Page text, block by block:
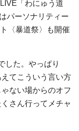
「わにゅう道
パーソナリティー
〈暴道祭〉も開催
した。やっぱり
えてこういう言い方
ない場からのオフ
さん行ってメチャ